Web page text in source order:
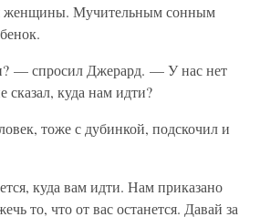
женщины. Мучительным сонным
— спросил Джерард. — У нас нет
сказал, куда нам идти?
тоже с дубинкой, подскочил и
куда вам идти. Нам приказано
то, что от вас останется. Давай за